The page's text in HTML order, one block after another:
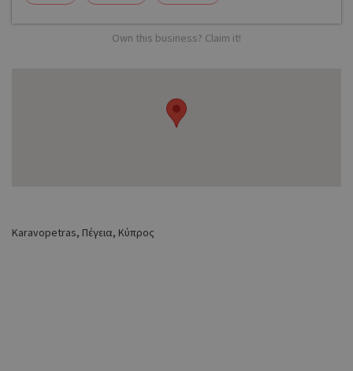
Own this business? Claim it!
Karavopetras, Πέγεια, Κύπρος